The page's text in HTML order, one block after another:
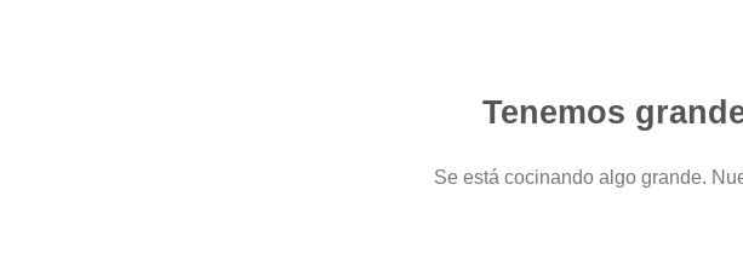
Tenemos
Se está cocinando algo grande.